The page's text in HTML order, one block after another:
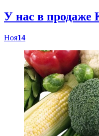
У нас в
Ноя14